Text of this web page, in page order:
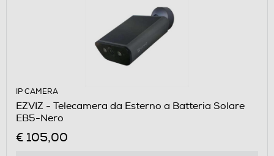
IP CAMERA
EZVIZ - Telecamera da Esterno a Batteria Solare
EB5-Nero
€ 105,00